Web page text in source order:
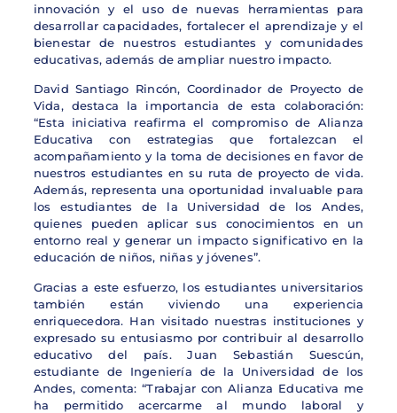
innovación y el uso de nuevas herramientas para
desarrollar capacidades, fortalecer el aprendizaje y el
bienestar de nuestros estudiantes y comunidades
educativas, además de ampliar nuestro impacto.
David Santiago Rincón, Coordinador de Proyecto de
Vida, destaca la importancia de esta colaboración:
“Esta iniciativa reafirma el compromiso de Alianza
Educativa con estrategias que fortalezcan el
acompañamiento y la toma de decisiones en favor de
nuestros estudiantes en su ruta de proyecto de vida.
Además, representa una oportunidad invaluable para
los estudiantes de la Universidad de los Andes,
quienes pueden aplicar sus conocimientos en un
entorno real y generar un impacto significativo en la
educación de niños, niñas y jóvenes”.
Gracias a este esfuerzo, los estudiantes universitarios
también están viviendo una experiencia
enriquecedora. Han visitado nuestras instituciones y
expresado su entusiasmo por contribuir al desarrollo
educativo del país. Juan Sebastián Suescún,
estudiante de Ingeniería de la Universidad de los
Andes, comenta: “Trabajar con Alianza Educativa me
ha permitido acercarme al mundo laboral y